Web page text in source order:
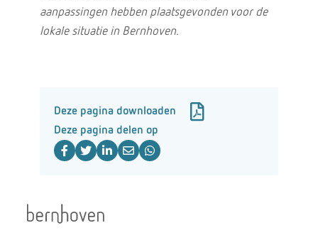
aanpassingen hebben plaatsgevonden voor de
lokale situatie in Bernhoven.
Deze pagina downloaden
Deze pagina delen op